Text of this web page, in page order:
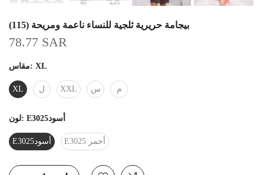
بيجامة حريرية ثلجية للنساء ناعمة ومريحة (115)
78.77 SAR
مقاس: XL
XL ل XXL س م
لون: E3025أسود
E3025أسود E3025 أحمر